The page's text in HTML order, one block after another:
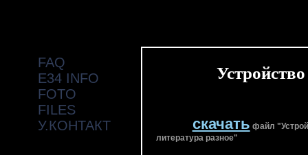
FAQ
E34 INFO
FOTO
FILES
У.КОНТАКТ
скачать файл
литература разное"